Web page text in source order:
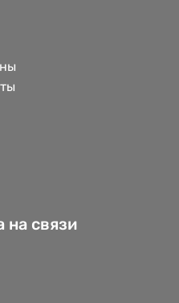
на связи